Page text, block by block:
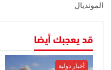
المونديال
قد يعجبك أيضا
أخبار دولية